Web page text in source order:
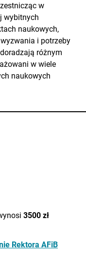
w
wybitnych
naukowych,
i potrzeby
różnym
w wiele
naukowych
3500 zł
Rektora AFiB